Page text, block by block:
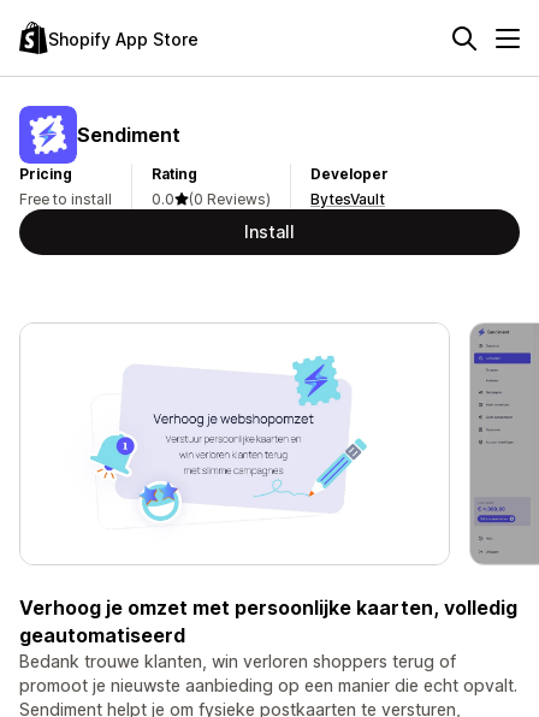
Shopify App Store
Sendiment
Pricing
Free to install
Rating
0.0
(0 Reviews)
Developer
BytesVault
Install
Verhoog je omzet met persoonlijke kaarten, volledig
geautomatiseerd
Bedank trouwe klanten, win verloren shoppers terug of
promoot je nieuwste aanbieding op een manier die echt opvalt.
Sendiment helpt je om fysieke postkaarten te versturen,